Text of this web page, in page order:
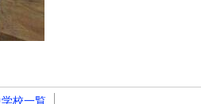
校一覧